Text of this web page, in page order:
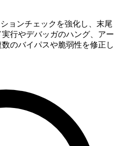
ョンチェックを強化し、末尾
行やデバッガのハング、アー
のバイパスや脆弱性を修正し